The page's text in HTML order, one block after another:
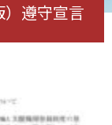
遵守宣言